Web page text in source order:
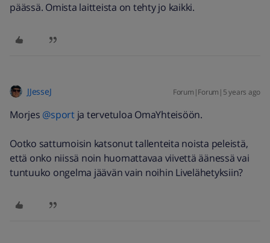
päässä. Omista laitteista on tehty jo kaikki.
JJesseJ Forum|Forum|5 years ago
Morjes @sportja tervetuloa OmaYhteisöön.
Ootko sattumoisin katsonut tallenteita noista peleistä,
että onko niissä noin huomattavaa viivettä äänessä vai
tuntuuko ongelma jäävän vain noihin Livelähetyksiin?